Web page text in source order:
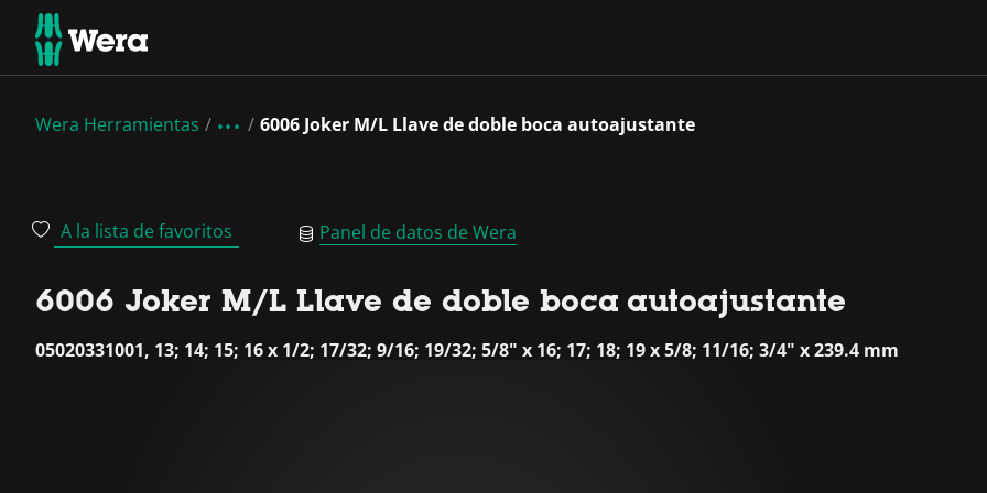
Wera Herramientas 6006 Joker M/L Llave de doble boca autoajustante
A la lista de favoritos Panel de datos de Wera
6006 Joker M/L Llave de doble boca autoajustante
05020331001, 13; 14; 15; 16 x 1/2; 17/32; 9/16; 19/32; 5/8" x 16; 17; 18; 19 x 5/8; 11/16; 3/4" x 239.4 mm